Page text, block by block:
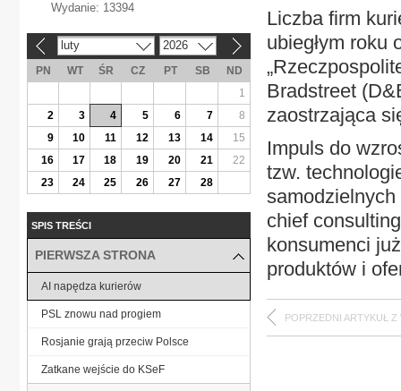
Liczba firm
ubiegłym roku
Bradstreet
zaostrzająca
Impuls do
tzw.
chief
konsumenci
produktów i
POPRZEDNI ARTYKUŁ Z
Wydanie: 13394
luty 2026
PN WT ŚR CZ PT SB
ND
1
2
3 4 5 6 7
8
9
10 11 12 13 14
15
16
17 18 19 20 21
22
23
24 25 26 27 28
SPIS TREŚCI
PIERWSZA STRONA
AI napędza kurierów
PSL znowu nad progiem
Rosjanie grają przeciw Polsce
Zatkane wejście do KSeF